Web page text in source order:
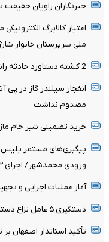
خبرنگاران راویان
اعتبار کالابرگ
ملی سرپرستان خانوار
2 کشته دستاورد حادثه رانندگی در سراب عباس‌آباد شهرستان شازند
انفجار سیلندر گاز در
مصدوم نداشت
خرید تضمینی شیر خام
پیگیری‌های مستمر پلیس
ورودی محمدشهر/ اجرای ۱۳ اقدام ترافیکی در دو سال گذشته
آغاز عملیات اجرایی و
دستگیری ۵ عامل نزاع دسته‌جمعی در پیاده‌راه سلامت شیراز
تأکید استاندار اصفهان